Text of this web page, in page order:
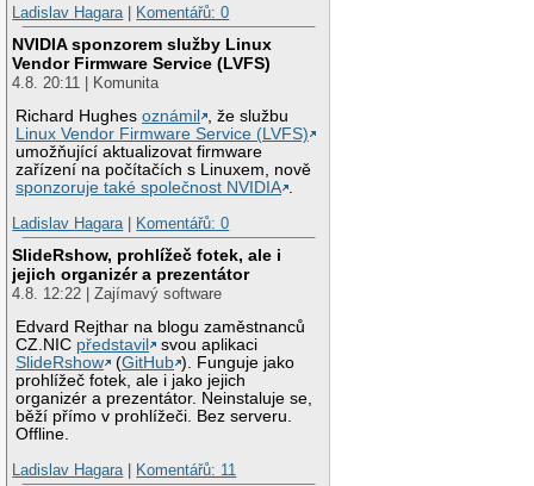
Ladislav Hagara| Komentářů: 0
NVIDIA sponzorem služby Linux
Vendor Firmware Service (LVFS)
4.8. 20:11 | Komunita
Richard Hughesoznámil
, že službu
Linux Vendor Firmware Service (LVFS)
umožňující aktualizovat firmware
zařízení na počítačích s Linuxem, nově
sponzoruje také společnost NVIDIA .
Ladislav Hagara| Komentářů: 0
SlideRshow, prohlížeč fotek, ale i
jejich organizér a prezentátor
4.8. 12:22 | Zajímavý software
Edvard Rejthar na blogu zaměstnanců
CZ.NIC představil
svou aplikaci
SlideRshow
(GitHub ). Funguje jako
prohlížeč fotek, ale i jako jejich
organizér a prezentátor. Neinstaluje se,
běží přímo v prohlížeči. Bez serveru.
Offline.
Ladislav Hagara| Komentářů: 11